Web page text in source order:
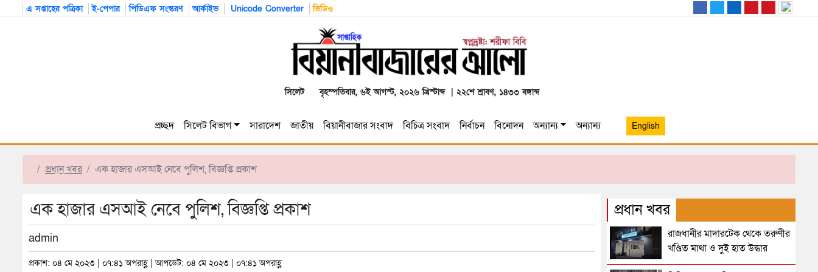
এ সপ্তাহের পত্রিকা ই-পেপার পিডিএফ সংস্করণ আর্কাইভ Unicode Converter ভিডিও
সিলেট বৃহস্পতিবার, ৬ই আগস্ট, ২০২৬ খ্রিস্টাব্দ | ২২শে শ্রাবণ, ১৪৩৩ বঙ্গাব্দ
প্রচ্ছদ সিলেট বিভাগ সারাদেশ জাতীয় বিয়ানীবাজার সংবাদ বিচিত্র সংবাদ নির্বাচন বিনোদন অন্যান্য অন্যান্য English
প্রধান খবর এক হাজার এসআই নেবে পুলিশ, বিজ্ঞপ্তি প্রকাশ
এক হাজার এসআই নেবে পুলিশ, বিজ্ঞপ্তি প্রকাশ
admin
প্রকাশ: ০৪ মে ২০২৩ | ০৭:৪১ অপরাহ্ণ | আপডেট: ০৪ মে ২০২৩ | ০৭:৪১ অপরাহ্ণ
প্রধান খবর
রাজধানীর মাদারটেক থেকে তরুণীর
খণ্ডিত মাথা ও দুই হাত উদ্ধার